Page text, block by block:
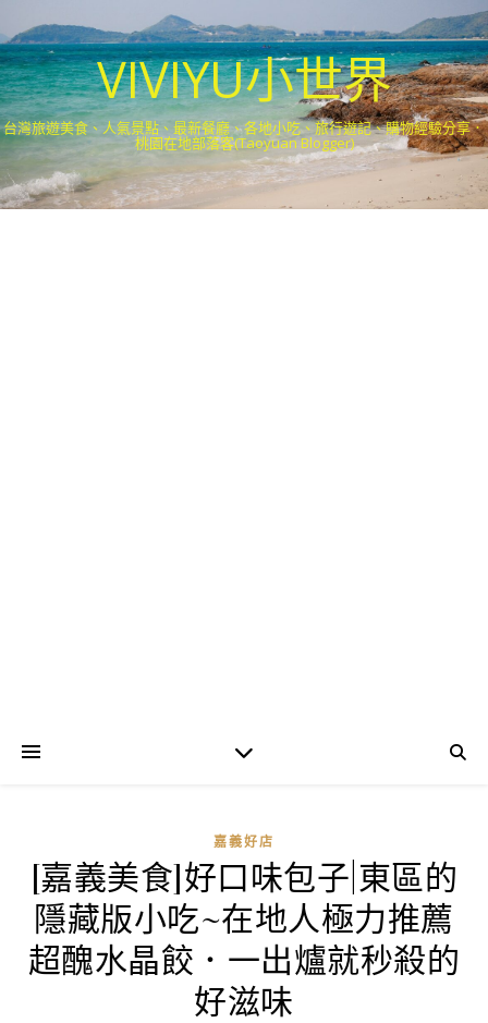
VIVIYU小世界
台灣旅遊美食、人氣景點、最新餐廳、各地小吃、旅行遊記、購物經驗分享．
桃園在地部落客(Taoyuan Blogger)
嘉義好店
[嘉義美食]好口味包子|東區的
隱藏版小吃~在地人極力推薦
超醜水晶餃．一出爐就秒殺的
好滋味